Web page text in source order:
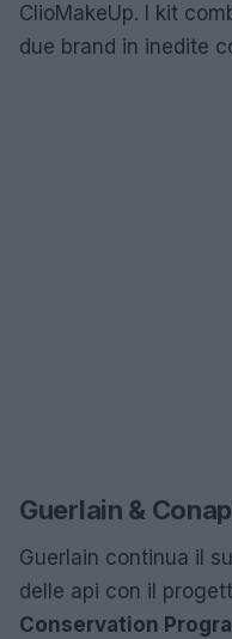
ClioMakeUp. I kit
due brand in inedite
Guerlain &
Guerlain continua il
delle api con il
Conservation